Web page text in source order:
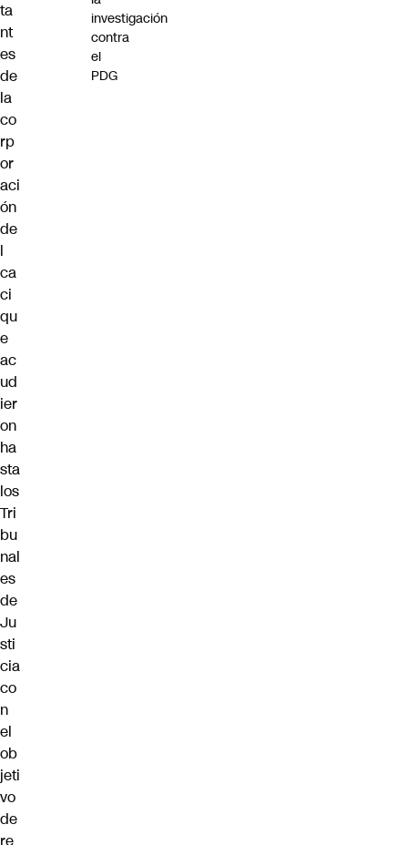
ta
nt
es
de
la
co
rp
or
aci
ón
de
l
ca
ci
qu
e
ac
ud
ier
on
ha
sta
los
Tri
bu
nal
es
de
Ju
sti
cia
co
n
el
ob
jeti
vo
de
re
investigación
contra
el
PDG